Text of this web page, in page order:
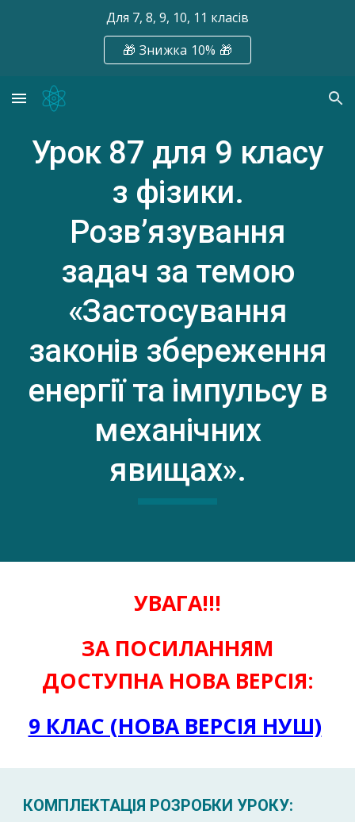
Skip to main content
Для 7, 8, 9, 10, 11 класів
🎁 Знижка 10% 🎁
Урок 87 для 9 класу
з фізики.
Розв’язування
задач за темою
«Застосування
законів збереження
енергії та імпульсу в
механічних
явищах».
УВАГА!!!
ЗА ПОСИЛАННЯМ
ДОСТУПНА НОВА ВЕРСІЯ:
9 КЛАС (НОВА ВЕРСІЯ НУШ)
КОМПЛЕКТАЦІЯ РОЗРОБКИ УРОКУ: